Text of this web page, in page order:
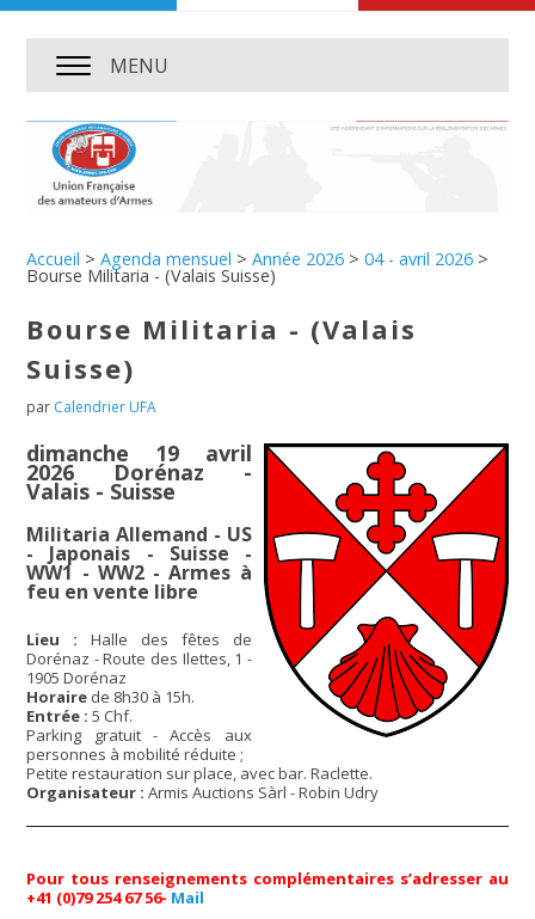
MENU
Accueil >Agenda mensuel >Année 2026 >04 - avril 2026 >
Bourse Militaria - (Valais Suisse)
Bourse Militaria - (Valais
Suisse)
par Calendrier UFA
dimanche 19 avril
2026 Dorénaz -
Valais - Suisse
Militaria Allemand - US
- Japonais - Suisse -
WW1 - WW2 - Armes à
feu en vente libre
Lieu :Halle des fêtes de
Dorénaz - Route des Ilettes, 1 -
1905 Dorénaz
Horaire de 8h30 à 15h.
Entrée :5 Chf.
Parking gratuit - Accès aux
personnes à mobilité réduite ;
Petite restauration sur place, avec bar. Raclette.
Organisateur : Armis Auctions Sàrl - Robin Udry
Pour tous renseignements complémentaires s’adresser au
+41 (0)79 254 67 56- Mail